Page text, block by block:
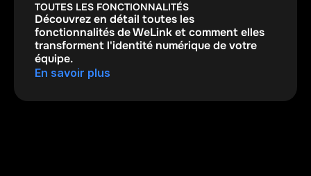
TOUTES LES FONCTIONNALITÉS
Découvrez en détail toutes les
fonctionnalités de WeLink et comment elles
transforment l'identité numérique de votre
équipe.
En savoir plus